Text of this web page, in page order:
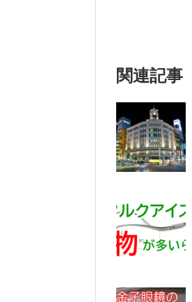
関連記事